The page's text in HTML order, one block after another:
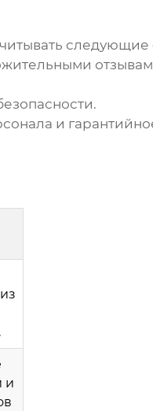
следующие
и
и